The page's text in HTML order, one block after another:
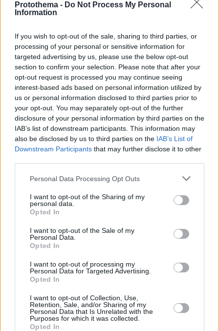
Protothema - Do Not Process My Personal
Information
If you wish to opt-out of the sale, sharing to third parties, or
processing of your personal or sensitive information for
targeted advertising by us, please use the below opt-out
section to confirm your selection. Please note that after your
opt-out request is processed you may continue seeing
interest-based ads based on personal information utilized by
us or personal information disclosed to third parties prior to
your opt-out. You may separately opt-out of the further
disclosure of your personal information by third parties on the
IAB’s list of downstream participants. This information may
also be disclosed by us to third parties on the IAB’s List of
Downstream Participants that may further disclose it to other
Please note that this website/app uses one or more Google
not limited to your visit or usage behaviour. You may click to
grant or deny consent to Google and its third-party tags to
use your data for below specified purposes in below Google
consent section.
Personal Data Processing Opt Outs
I want to opt-out of the Sharing of my
personal data.
Opted In
I want to opt-out of the Sale of my
Personal Data.
Opted In
I want to opt-out of processing my
Personal Data for Targeted Advertising.
Opted In
I want to opt-out of Collection, Use,
Retention, Sale, and/or Sharing of my
Personal Data that Is Unrelated with the
Purposes for which it was collected.
Opted In
Η είσοδος των παικτών του ΠΑΟΚ
08.03.2026, 19:51
Το χειροκρότημα την ερυθρόλευκων οπαδών στον
Μεντιλίμπαρ κατά την είσοδο του